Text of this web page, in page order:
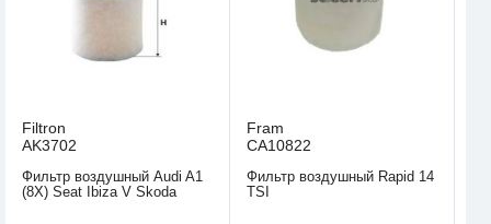
Filtron
AK3702
Фильтр воздушный Audi A1
(8X) Seat Ibiza V Skoda
Fram
CA10822
Фильтр воздушный Rapid 14
TSI